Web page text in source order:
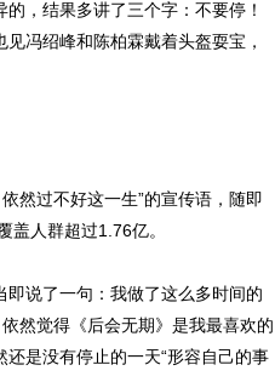
，结果多讲了三个字：不要停！
冯绍峰和陈柏霖戴着头盔耍宝，
然过不好这一生”的宣传语，随即
人群超过1.76亿。
说了一句：我做了这么多时间的
然觉得《后会无期》是我最喜欢的
是没有停止的一天“形容自己的事